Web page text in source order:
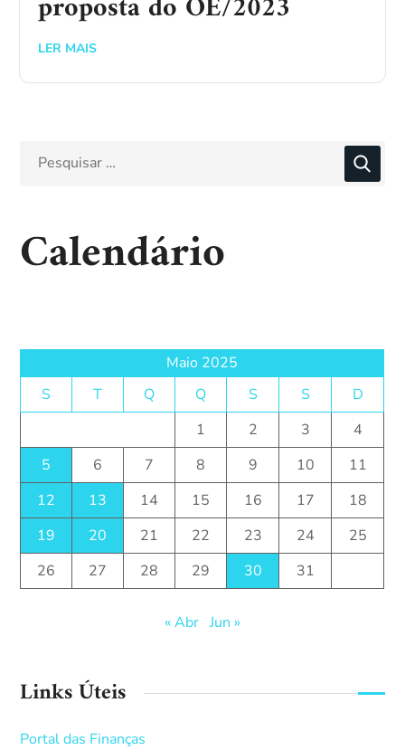
LER MAIS
Calendário
Maio 2025
S
T Q Q S S
D
1
2 3
4
5
6 7 8 9 10
11
12
13 14 15 16 17
18
19
20 21 22 23 24
25
26
27 28 29 30 31
« Abr Jun »
Links Úteis
Portal das Finanças